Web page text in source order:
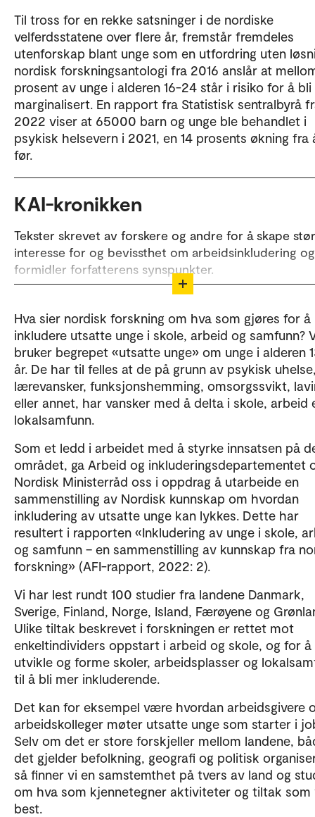
Til tross for en rekke satsninger i de nordiske
velferdsstatene over flere år, fremstår fremdeles
utenforskap blant unge som en utfordring uten
nordisk forskningsantologi fra 2016 anslår at
prosent av unge i alderen 16-24 står i risiko for å bli
marginalisert. En rapport fra Statistisk sentralbyrå
2022 viser at 65000 barn og unge ble behandlet i
psykisk helsevern i 2021, en 14 prosents økning fra
før.
KAI-kronikken
Tekster skrevet av forskere og andre for å skape
interesse for og bevissthet om arbeidsinkludering og
formidler forfatterens synspunkter.
Ønsker du å skrive for KAI-kronikken? Ta kontakt
redaktørene:
Ann-Helén Bay
Heidi Moen Gjersøe
Sjekk bibliotek for arbeidsinkluderingfor mer
arbeidsinkluderingsforskning.
Hva sier nordisk forskning om hva som gjøres for å
inkludere utsatte unge i skole, arbeid og samfunn?
bruker begrepet «utsatte unge» om unge i alderen
år. De har til felles at de på grunn av psykisk
lærevansker, funksjonshemming, omsorgssvikt,
eller annet, har vansker med å delta i skole, arbeid
lokalsamfunn.
Som et ledd i arbeidet med å styrke innsatsen på
området, ga Arbeid og inkluderingsdepartementet
Nordisk Ministerråd oss i oppdrag å utarbeide en
sammenstilling av Nordisk kunnskap om hvordan
inkludering av utsatte unge kan lykkes. Dette har
resultert i rapporten «Inkludering av unge i skole,
og samfunn – en sammenstilling av kunnskap fra
forskning» (AFI-rapport, 2022: 2).
Vi har lest rundt 100 studier fra landene Danmark,
Sverige, Finland, Norge, Island, Færøyene og
Ulike tiltak beskrevet i forskningen er rettet mot
enkeltindividers oppstart i arbeid og skole, og for å
utvikle og forme skoler, arbeidsplasser og
til å bli mer inkluderende.
Det kan for eksempel være hvordan arbeidsgivere
arbeidskolleger møter utsatte unge som starter i
Selv om det er store forskjeller mellom landene,
det gjelder befolkning, geografi og politisk
så finner vi en samstemthet på tvers av land og
om hva som kjennetegner aktiviteter og tiltak som
best.